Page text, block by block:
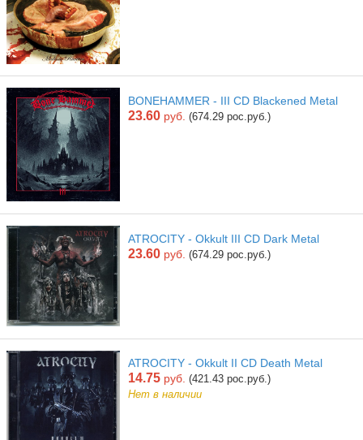
BONEHAMMER - III CD Blackened Metal
23.60 руб. (674.29 рос.руб.)
ATROCITY - Okkult III CD Dark Metal
23.60 руб. (674.29 рос.руб.)
ATROCITY - Okkult II CD Death Metal
14.75 руб. (421.43 рос.руб.)
Нет в наличии